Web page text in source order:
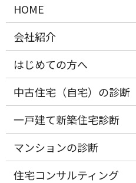
HOME
会社紹介
はじめての方へ
中古住宅（自宅）の診断
一戸建て新築住宅診断
マンションの診断
住宅コンサルティング